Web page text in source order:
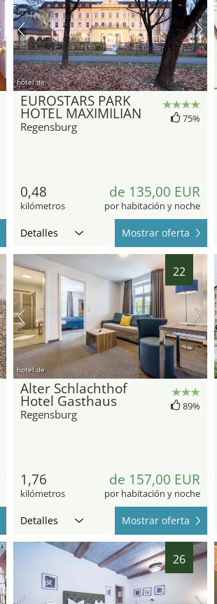
hotel.de
EUROSTARS PARK
HOTEL MAXIMILIAN
Regensburg
75%
0,48
kilómetros
de 135,00 EUR
por habitación y noche
Detalles Mostrar oferta
22
hotel.de
Alter Schlachthof
Hotel Gasthaus
Regensburg
89%
1,76
kilómetros
de 157,00 EUR
por habitación y noche
Detalles Mostrar oferta
26